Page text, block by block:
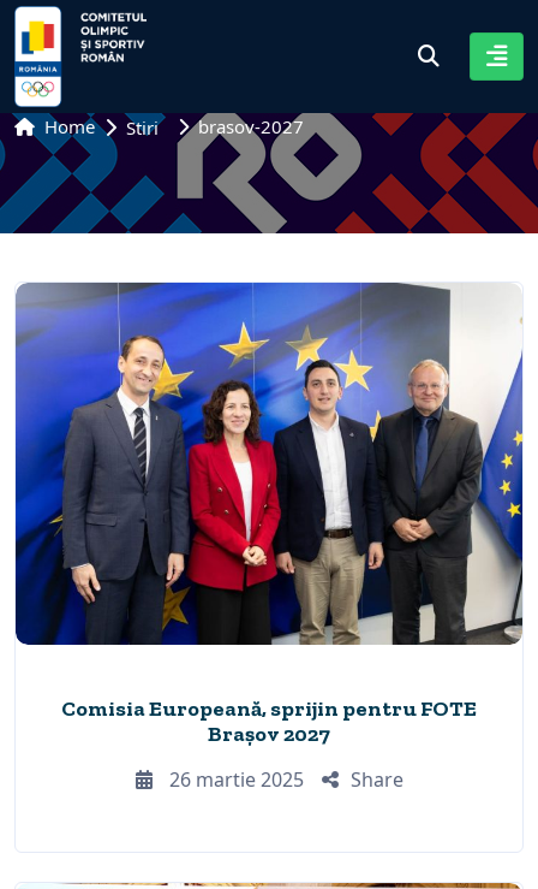
Home Stiri brasov-2027
Comisia Europeană, sprijin pentru FOTE
Brașov 2027
26 martie 2025
Share